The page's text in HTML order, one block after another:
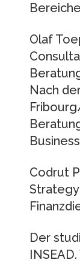
Olaf
Nach
Codrut
Der